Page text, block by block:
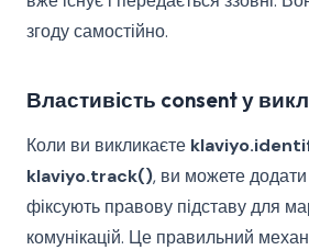
згоду самостійно.
Властивість consent у
Коли ви викликаєте
klaviyo.track(), ви можете додати
фіксують правову підставу для
комунікацій. Це правильний